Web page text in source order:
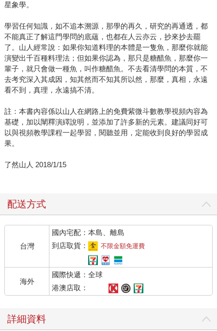
星象學。
學習任何知識，如不追本溯源，那學的再久，研究的再通透，都
不能真正了解這門學問的底蘊，也都在人云亦云，抄來抄去罷
了。山人經常說：如果你知道料理的本體是一隻魚，那麼你就能
演變出千百種料理法；但如果你認為，那只是糖醋魚，那麼你一
輩子，就只會做一種魚，叫作糖醋魚。不去看清學問的本質，不
去考究深入其成因，知其然而不知其所以然，那麼，真相，永遠
看不到，真理，永遠搞不清。
註：本書內容係以山人在網路上的免費紫微斗數教學視頻內容為
基礎，加以闡釋演繹說明，並添加了許多新的元素。建議同好可
以與視頻教學課程一起學習，閱聽並用，定能收到良好的學習成
果。
了然山人 2018/1/15
配送方式
台灣
國內宅配：本島、離島
到店取貨：
不限金額免運費
海外
國際快遞：全球
港澳店取：
詳細資料